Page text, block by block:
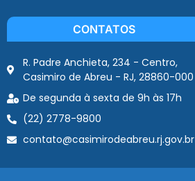
CONTATOS
R. Padre Anchieta, 234 - Centro,
Casimiro de Abreu - RJ, 28860-000
De segunda à sexta de 9h às 17h
(22) 2778-9800
contato@casimirodeabreu.rj.gov.br